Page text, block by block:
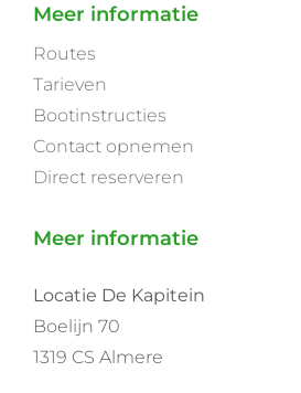
Meer informatie
Routes
Tarieven
Bootinstructies
Contact opnemen
Direct reserveren
Meer informatie
Locatie De Kapitein
Boelijn 70
1319 CS Almere